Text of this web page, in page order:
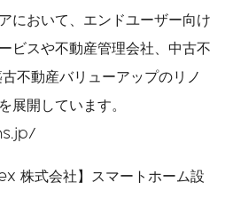
において、エンドユーザー向け
ビスや不動産管理会社、中古不
不動産バリューアップのリノ
展開しています。
株式会社】スマートホーム設